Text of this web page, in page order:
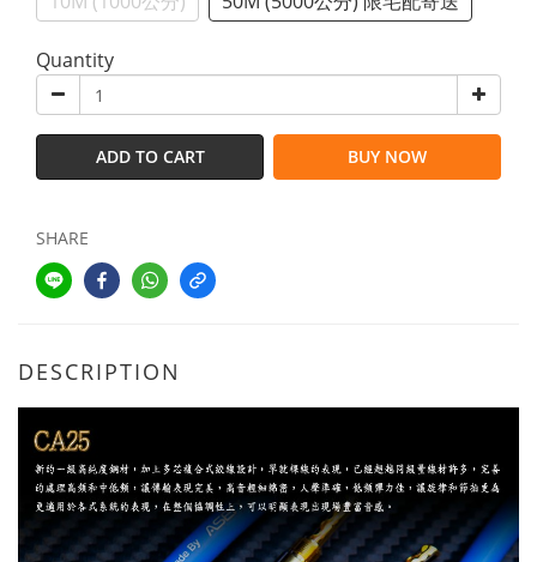
Quantity
ADD TO CART BUY NOW
SHARE
DESCRIPTION